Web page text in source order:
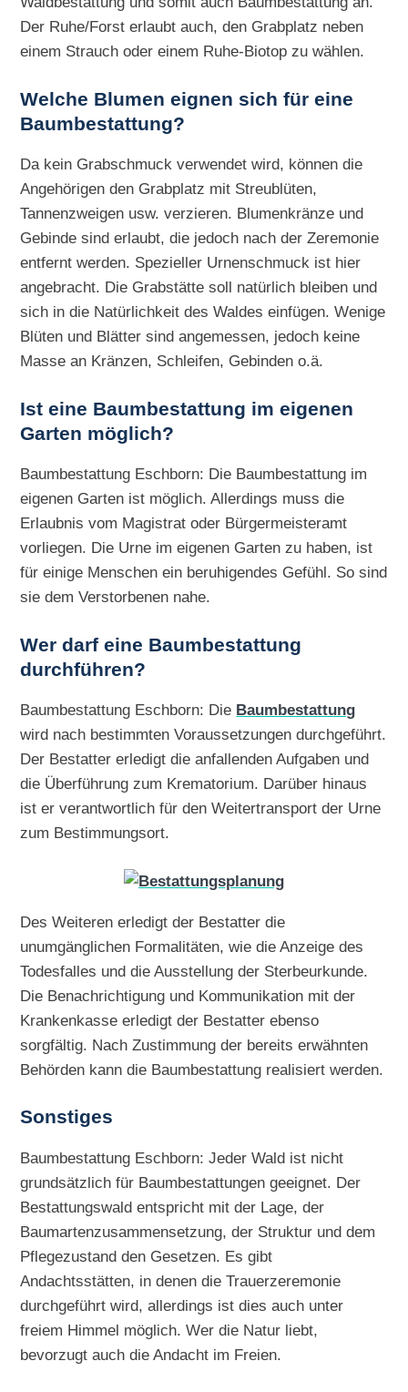
Der Ruhe/Forst erlaubt auch, den Grabplatz neben
einem Strauch oder einem Ruhe-Biotop zu wählen.
Welche Blumen eignen sich für eine
Baumbestattung?
Da kein Grabschmuck verwendet wird, können die
Angehörigen den Grabplatz mit Streublüten,
Tannenzweigen usw. verzieren. Blumenkränze und
Gebinde sind erlaubt, die jedoch nach der Zeremonie
entfernt werden. Spezieller Urnenschmuck ist hier
angebracht. Die Grabstätte soll natürlich bleiben und
sich in die Natürlichkeit des Waldes einfügen. Wenige
Blüten und Blätter sind angemessen, jedoch keine
Masse an Kränzen, Schleifen, Gebinden o.ä.
Ist eine Baumbestattung im eigenen
Garten möglich?
Baumbestattung Eschborn: Die Baumbestattung im
eigenen Garten ist möglich. Allerdings muss die
Erlaubnis vom Magistrat oder Bürgermeisteramt
vorliegen. Die Urne im eigenen Garten zu haben, ist
für einige Menschen ein beruhigendes Gefühl. So sind
sie dem Verstorbenen nahe.
Wer darf eine Baumbestattung
durchführen?
Baumbestattung Eschborn: Die Baumbestattung
wird nach bestimmten Voraussetzungen durchgeführt.
Der Bestatter erledigt die anfallenden Aufgaben und
die Überführung zum Krematorium. Darüber hinaus
ist er verantwortlich für den Weitertransport der Urne
zum Bestimmungsort.
Des Weiteren erledigt der Bestatter die
unumgänglichen Formalitäten, wie die Anzeige des
Todesfalles und die Ausstellung der Sterbeurkunde.
Die Benachrichtigung und Kommunikation mit der
Krankenkasse erledigt der Bestatter ebenso
sorgfältig. Nach Zustimmung der bereits erwähnten
Behörden kann die Baumbestattung realisiert werden.
Sonstiges
Baumbestattung Eschborn: Jeder Wald ist nicht
grundsätzlich für Baumbestattungen geeignet. Der
Bestattungswald entspricht mit der Lage, der
Baumartenzusammensetzung, der Struktur und dem
Pflegezustand den Gesetzen. Es gibt
Andachtsstätten, in denen die Trauerzeremonie
durchgeführt wird, allerdings ist dies auch unter
freiem Himmel möglich. Wer die Natur liebt,
bevorzugt auch die Andacht im Freien.